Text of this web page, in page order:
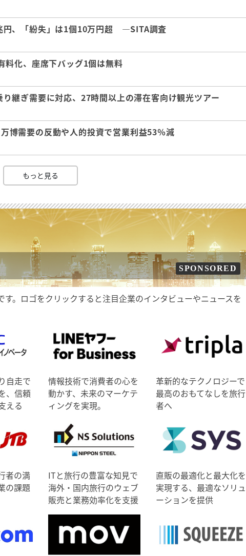
円、「紛失」は1個10万円超 ―SITA調査
料化、座席下バッグ1個は無料
継ぎ需要に対応、27時間以上の滞在客向け観光ツアー
需要の反動や人的投資で営業利益53％減
もっと見る
SPONSORED
。ロゴをクリックすると注目企業のインタビューやニュースを
自走で
、信頼
える
情報技術で消費者の心を
動かす、未来のマーケテ
ィングを実現。
革新的なテクノロジーで
最高のおもてなしを旅行
者へ
者の満
の課題
ITと旅行の豊富な知見で
海外・国内旅行のウェブ
販売と業務効率化を支援
直販の最適化と最大化を
実現する、最適なソリュ
ーションを提供